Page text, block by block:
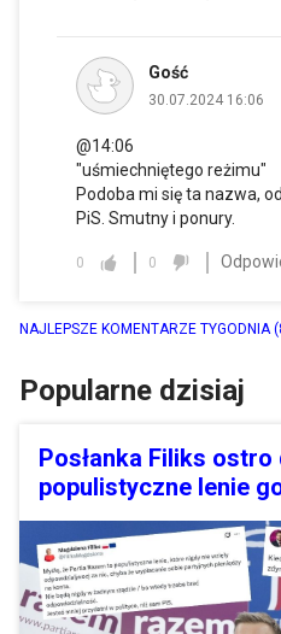
Gość
30.07.2024 16:06
@14:06
"uśmiechniętego reżimu"
Podoba mi się ta nazwa,
PiS. Smutny i ponury.
0 0
NAJLEPSZE KOMENTARZE TYGODNIA
Popularne dzisiaj
Posłanka Filiks
populistyczne lenie